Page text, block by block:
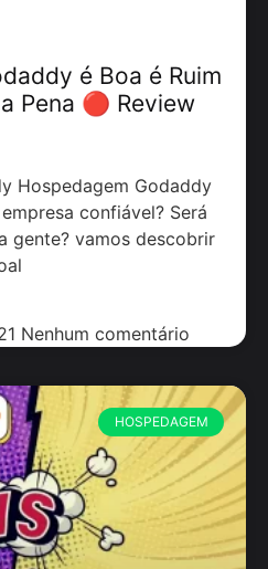
é Boa é Ruim
Pena 🔴 Review
Hospedagem Godaddy
confiável? Será
gente? vamos descobrir
Nenhum comentário
HOSPEDAGEM